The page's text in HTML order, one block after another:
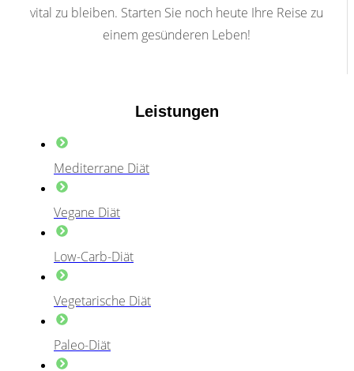
vital zu bleiben. Starten Sie noch heute Ihre Reise zu
einem gesünderen Leben!
Leistungen
Mediterrane Diät
Vegane Diät
Low-Carb-Diät
Vegetarische Diät
Paleo-Diät